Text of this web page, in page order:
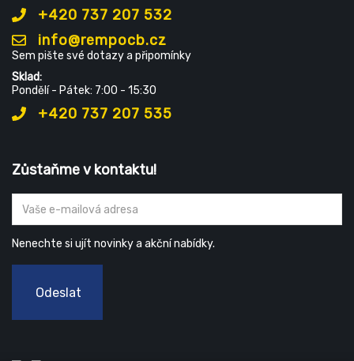
+420 737 207 532
info@rempocb.cz
Sem pište své dotazy a připomínky
Sklad:
Pondělí - Pátek: 7:00 - 15:30
+420 737 207 535
Zůstaňme v kontaktu!
Nenechte si ujít novinky a akční nabídky.
Odeslat